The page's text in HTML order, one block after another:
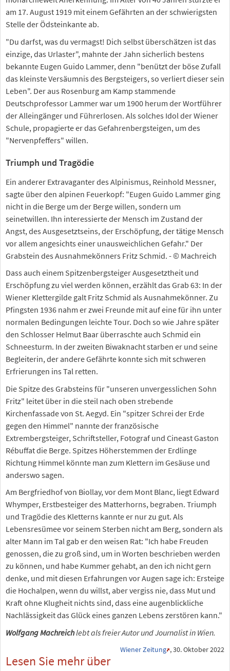
am 17. August 1919 mit einem Gefährten an der schwierigsten
Stelle der Ödsteinkante ab.
"Du darfst, was du vermagst! Dich selbst überschätzen ist das
einzige, das Urlaster", mahnte der Jahn sicherlich bestens
bekannte Eugen Guido Lammer, denn "benützt der böse Zufall
das kleinste Versäumnis des Bergsteigers, so verliert dieser sein
Leben". Der aus Rosenburg am Kamp stammende
Deutschprofessor Lammer war um 1900 herum der Wortführer
der Alleingänger und Führerlosen. Als solches Idol der Wiener
Schule, propagierte er das Gefahrenbergsteigen, um des
"Nervenpfeffers" willen.
Triumph und Tragödie
Ein anderer Extravaganter des Alpinismus, Reinhold Messner,
sagte über den alpinen Feuerkopf: "Eugen Guido Lammer ging
nicht in die Berge um der Berge willen, sondern um
seinetwillen. Ihn interessierte der Mensch im Zustand der
Angst, des Ausgesetztseins, der Erschöpfung, der tätige Mensch
vor allem angesichts einer unausweichlichen Gefahr." Der
Grabstein des Ausnahmekönners Fritz Schmid. - © Machreich
Dass auch einem Spitzenbergsteiger Ausgesetztheit und
Erschöpfung zu viel werden können, erzählt das Grab 63: In der
Wiener Klettergilde galt Fritz Schmid als Ausnahmekönner. Zu
Pfingsten 1936 nahm er zwei Freunde mit auf eine für ihn unter
normalen Bedingungen leichte Tour. Doch so wie Jahre später
den Schlosser Helmut Baar überraschte auch Schmid ein
Schneesturm. In der zweiten Biwaknacht starben er und seine
Begleiterin, der andere Gefährte konnte sich mit schweren
Erfrierungen ins Tal retten.
Die Spitze des Grabsteins für "unseren unvergesslichen Sohn
Fritz" leitet über in die steil nach oben strebende
Kirchenfassade von St. Aegyd. Ein "spitzer Schrei der Erde
gegen den Himmel" nannte der französische
Extrembergsteiger, Schriftsteller, Fotograf und Cineast Gaston
Rébuffat die Berge. Spitzes Höherstemmen der Erdlinge
Richtung Himmel könnte man zum Klettern im Gesäuse und
anderswo sagen.
Am Bergfriedhof von Biollay, vor dem Mont Blanc, liegt Edward
Whymper, Erstbesteiger des Matterhorns, begraben. Triumph
und Tragödie des Kletterns kannte er nur zu gut. Als
Lebensresümee vor seinem Sterben nicht am Berg, sondern als
alter Mann im Tal gab er den weisen Rat: "Ich habe Freuden
genossen, die zu groß sind, um in Worten beschrieben werden
zu können, und habe Kummer gehabt, an den ich nicht gern
denke, und mit diesen Erfahrungen vor Augen sage ich: Ersteige
die Hochalpen, wenn du willst, aber vergiss nie, dass Mut und
Kraft ohne Klugheit nichts sind, dass eine augenblickliche
Nachlässigkeit das Glück eines ganzen Lebens zerstören kann."
Wolfgang Machreichlebt als freier Autor und Journalist in Wien.
Wiener Zeitung , 30. Oktober 2022
Lesen Sie mehr über